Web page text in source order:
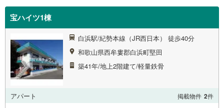
宝ハイツ1棟
白浜駅/紀勢本線（JR西日本） 徒歩40分
和歌山県西牟婁郡白浜町堅田
築41年/地上2階建て/軽量鉄骨
アパート 掲載物件 2件